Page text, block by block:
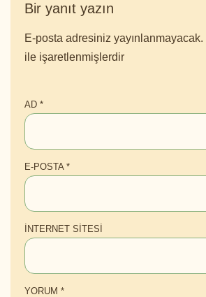
Bir yanıt yazın
E-posta adresiniz yayınlanmayacak.
ile işaretlenmişlerdir
AD *
E-POSTA *
İNTERNET SITESI
YORUM *